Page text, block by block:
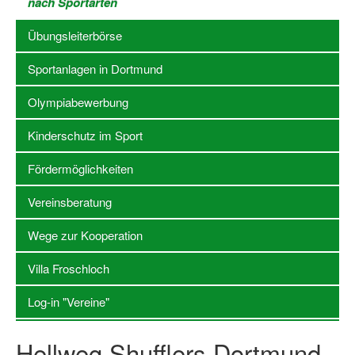
Stellenangebote SSB Dortmund
Vereine
Übungsleiterbörse
Sportanlagen in Dortmund
Olympiabewerbung
Kinderschutz im Sport
Fördermöglichkeiten
Vereinsberatung
Wege zur Kooperation
Villa Froschloch
Übungsleiterbörse
Sportanlagen in Dortmund
Olympiabewerbung
Kinderschutz im Sport
Fördermöglichkeiten
Vereinsberatung
Wege zur Kooperation
Villa Froschloch
Log-in "Vereine"